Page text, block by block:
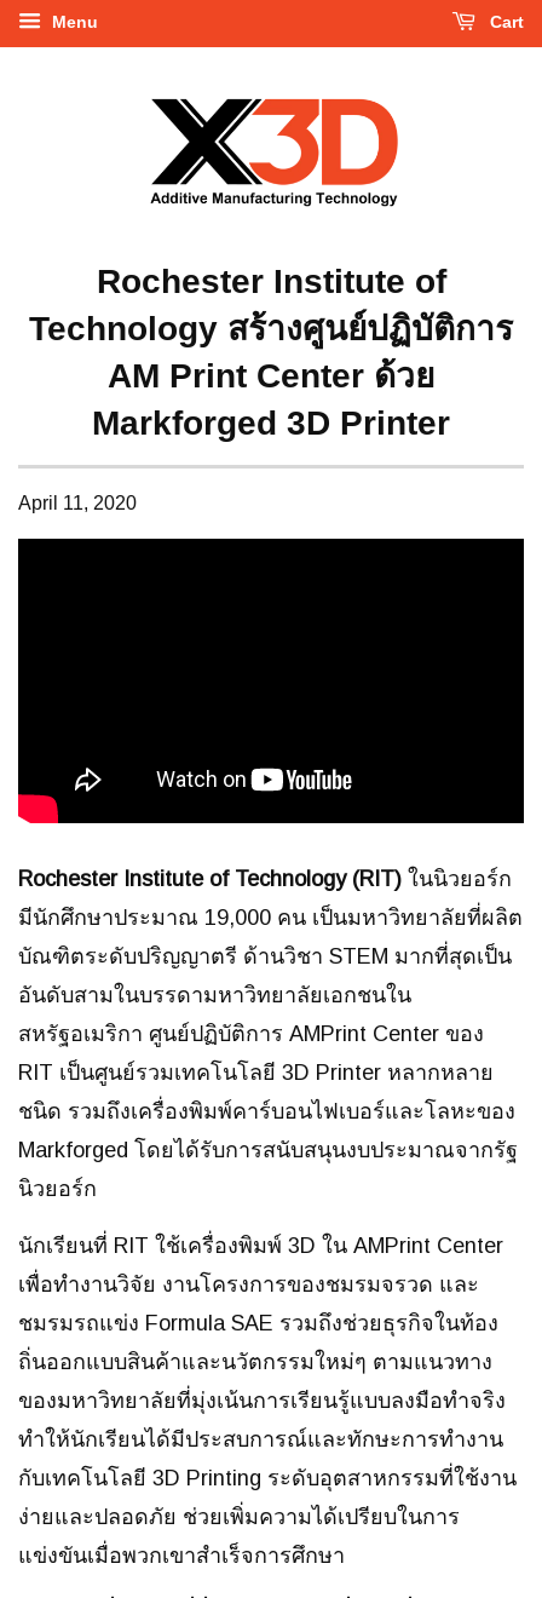
Menu Cart
Rochester Institute of
Technology สร้างศูนย์ปฏิบัติการ
AM Print Center ด้วย
Markforged 3D Printer
April 11, 2020
Rochester Institute of Technology (RIT) ในนิวยอร์ก
มีนักศึกษาประมาณ 19,000 คน เป็นมหาวิทยาลัยที่ผลิต
บัณฑิตระดับปริญญาตรี ด้านวิชา STEM มากที่สุดเป็น
อันดับสามในบรรดามหาวิทยาลัยเอกชนใน
สหรัฐอเมริกา ศูนย์ปฏิบัติการ AMPrint Center ของ
RIT เป็นศูนย์รวมเทคโนโลยี 3D Printer หลากหลาย
ชนิด รวมถึงเครื่องพิมพ์คาร์บอนไฟเบอร์และโลหะของ
Markforged โดยได้รับการสนับสนุนงบประมาณจากรัฐ
นิวยอร์ก
นักเรียนที่ RIT ใช้เครื่องพิมพ์ 3D ใน AMPrint Center
เพื่อทำงานวิจัย งานโครงการของชมรมจรวด และ
ชมรมรถแข่ง Formula SAE รวมถึงช่วยธุรกิจในท้อง
ถิ่นออกแบบสินค้าและนวัตกรรมใหม่ๆ ตามแนวทาง
ของมหาวิทยาลัยที่มุ่งเน้นการเรียนรู้แบบลงมือทำจริง
ทำให้นักเรียนได้มีประสบการณ์และทักษะการทำงาน
กับเทคโนโลยี 3D Printing ระดับอุตสาหกรรมที่ใช้งาน
ง่ายและปลอดภัย ช่วยเพิ่มความได้เปรียบในการ
แข่งขันเมื่อพวกเขาสำเร็จการศึกษา